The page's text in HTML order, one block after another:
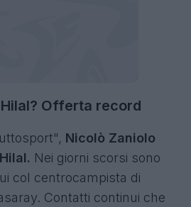
Offerta record
Nicolò Zaniolo
Nei giorni scorsi sono
col centrocampista di
Contatti continui che